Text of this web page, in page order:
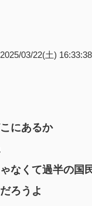
2025/03/22(土)
にあるか
なくて過半の国
ろうよ